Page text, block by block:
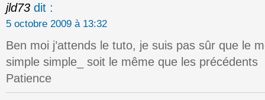
jld73 dit :
5 octobre 2009 à 13:32
Ben moi j’attends le tuto, je suis pas sûr que le
simple simple_ soit le même que les précédents
Patience